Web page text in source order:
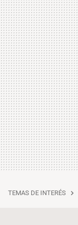
TEMAS DE INTERÉS